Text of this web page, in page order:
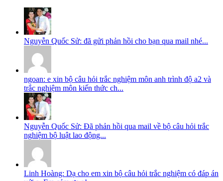
Nguyễn Quốc Sử: đã gửi phản hồi cho bạn qua mail nhé...
ngoan: e xin bộ câu hỏi trắc nghiệm môn anh trình độ a2 và
trắc nghiệm môn kiến thức ch...
Nguyễn Quốc Sử: Đã phản hồi qua mail về bộ câu hỏi trắc
nghiệm bộ luật lao động...
Linh Hoàng: Dạ cho em xin bộ câu hỏi trắc nghiệm có đáp án